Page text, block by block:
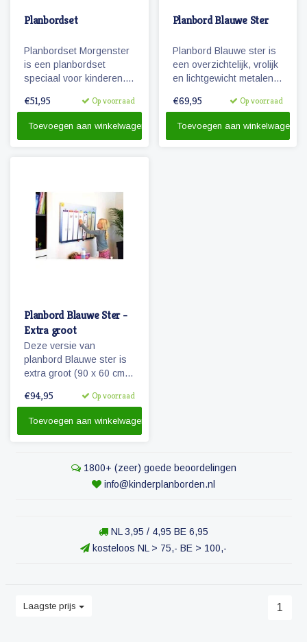
Planbordset
Planbordset Morgenster
is een planbordset
speciaal voor kinderen.
planbord en een
magnetische
€51,95 Op voorraad
Toevoegen aan winkelwagen
Planbord Blauwe Ster
Planbord Blauwe ster is
een overzichtelijk, vrolijk
en lichtgewicht metalen
(60 x 40 cm). Het bord
week en werkt met
€69,95 Op voorraad
Toevoegen aan winkelwagen
Planbord Blauwe Ster -
Extra groot
Deze versie van
planbord Blauwe ster is
extra groot (90 x 60 cm)
familieplanbord. Het bord
week, is beschrijfbaar
pictogrammen.
€94,95 Op voorraad
Toevoegen aan winkelwagen
1800+ (zeer) goede beoordelingen
info@kinderplanborden.nl
NL 3,95 / 4,95 BE 6,95
kosteloos NL > 75,- BE > 100,-
Laagste prijs 1